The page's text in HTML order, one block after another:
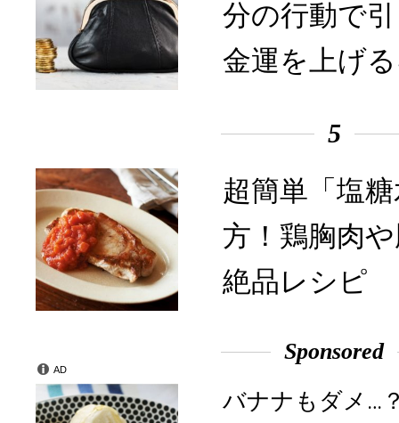
分の行動で
金運を上げ
5
超簡単「塩
方！鶏胸肉
絶品レシピ
Sponsored
バナナもダメ…
AD